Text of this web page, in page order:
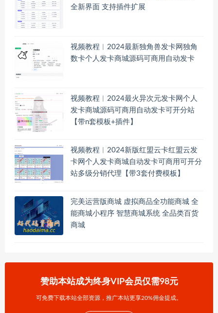
全新界面 支持插件扩展
视频教程︱2024最新独角兽发卡网独角
数卡个人发卡商城源码可商用自动发卡
视频教程︱2024最火异次元发卡网个人
发卡商城源码可商用自动发卡可开分站
【带n套模板+插件】
视频教程︱2024新版红盟云卡红盟云发
卡网个人发卡商城自动发卡可商用可开分
站多级分销代理【带3套付费模板】
完美运营版商城 虚拟商品全功能商城 全
能商城小程序 智慧商城系统 全品类百货
商城
赞助本站成为终身VIP会员仅需98元
可免费下载本站全部资源，推广本站更享20%佣金提成。